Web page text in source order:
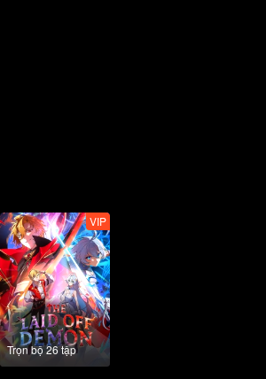
Trọn bộ 26 tập
VIP